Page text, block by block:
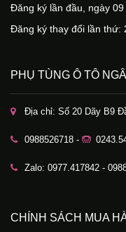
Đăng ký lần đầu, ngày
Đăng ký thay đổi lần thứ:
PHỤ TÙNG Ô TÔ
Địa chỉ: Số 20 Dãy B9
0988526718 -
Zalo: 0977.417842 -
CHÍNH SÁCH MUA